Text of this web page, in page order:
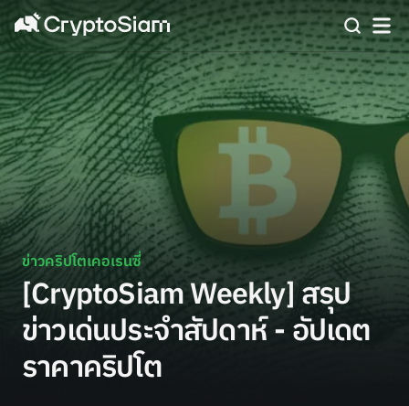
ข่าวคริปโตเคอเรนซี่
[CryptoSiam Weekly] สรุป
ข่าวเด่นประจำสัปดาห์ - อัปเดต
ราคาคริปโต